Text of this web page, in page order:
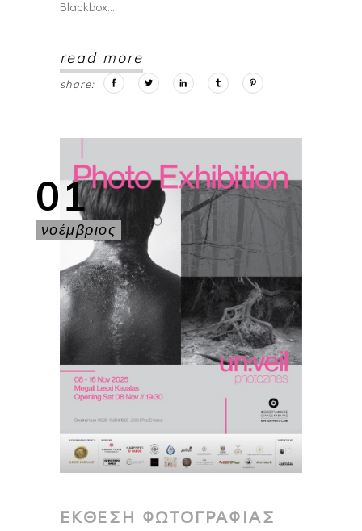
Blackbox
read more
share:
01
νοέμβριος
ΕΚΘΕΣΗ ΦΩΤΟΓΡΑΦΙΑΣ